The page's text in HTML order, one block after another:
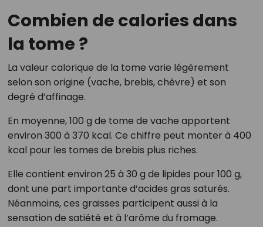
Combien de calories dans
la tome ?
La valeur calorique de la tome varie légèrement
selon son origine (vache, brebis, chèvre) et son
degré d’affinage.
En moyenne, 100 g de tome de vache apportent
environ 300 à 370 kcal. Ce chiffre peut monter à 400
kcal pour les tomes de brebis plus riches.
Elle contient environ 25 à 30 g de lipides pour 100 g,
dont une part importante d’acides gras saturés.
Néanmoins, ces graisses participent aussi à la
sensation de satiété et à l’arôme du fromage.